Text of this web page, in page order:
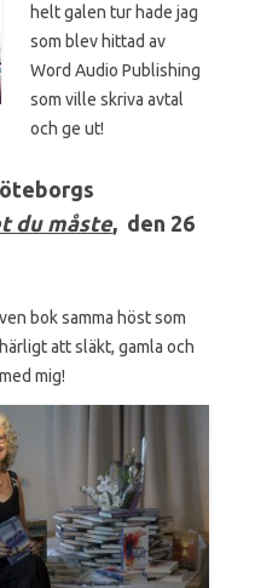
helt galen tur hade jag
som blev hittad av
Word Audio Publishing
som ville skriva avtal
och ge ut!
du måste, den 26
bok samma höst som
att släkt, gamla och
mig!